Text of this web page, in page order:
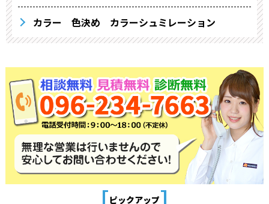
カラー 色決め カラーシュミレーション
ピックアップ